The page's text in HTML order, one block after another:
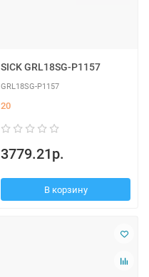
SICK GRL18SG-P1157
GRL18SG-P1157
20
3779.21р.
В корзину